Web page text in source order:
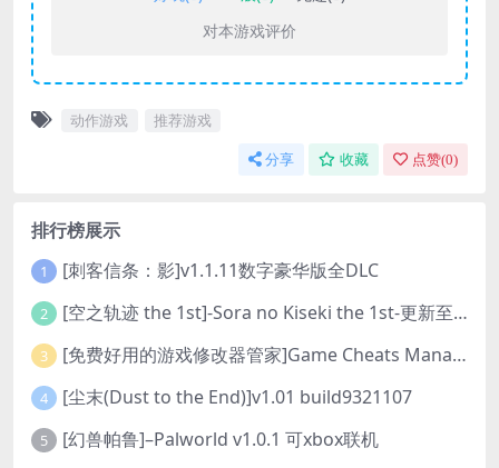
对本游戏评价
动作游戏 推荐游戏
分享 收藏 点赞(0)
排行榜展示
1 [刺客信条：影]v1.1.11数字豪华版全DLC
2 [空之轨迹 the 1st]-Sora no Kiseki the 1st-更新至v1.06.4-全DLC
3 [免费好用的游戏修改器管家]Game Cheats Manager
4 [尘末(Dust to the End)]v1.01 build9321107
5 [幻兽帕鲁]–Palworld v1.0.1 可xbox联机